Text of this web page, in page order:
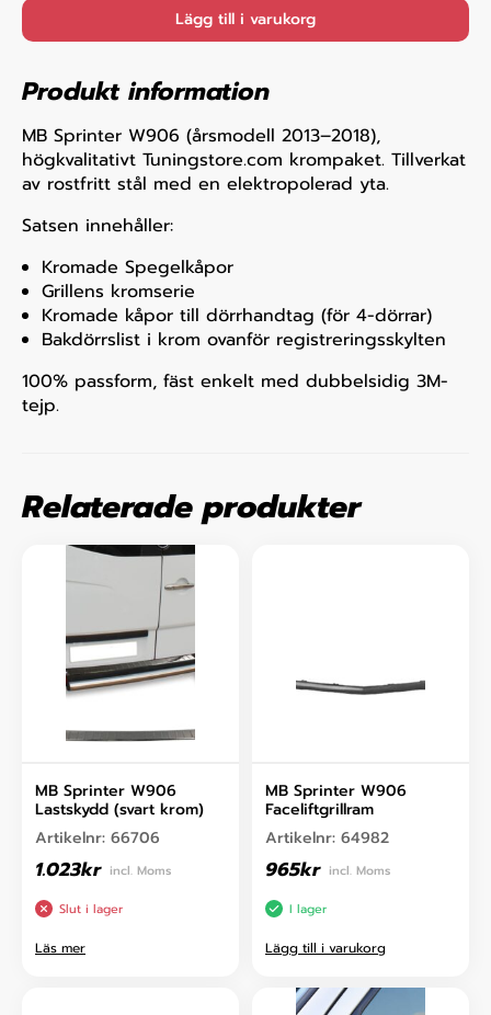
Lägg till i varukorg
Produkt information
MB Sprinter W906 (årsmodell 2013–2018),
högkvalitativt Tuningstore.com krompaket. Tillverkat
av rostfritt stål med en elektropolerad yta.
Satsen innehåller:
Kromade Spegelkåpor
Grillens kromserie
Kromade kåpor till dörrhandtag (för 4-dörrar)
Bakdörrslist i krom ovanför registreringsskylten
100% passform, fäst enkelt med dubbelsidig 3M-
tejp.
Relaterade produkter
MB Sprinter W906
Lastskydd (svart krom)
Artikelnr: 66706
1.023kr incl. Moms
Slut i lager
Läs mer
MB Sprinter W906
Faceliftgrillram
Artikelnr: 64982
965kr incl. Moms
I lager
Lägg till i varukorg